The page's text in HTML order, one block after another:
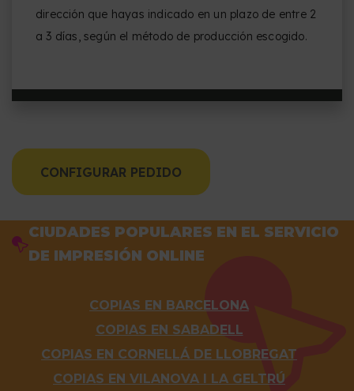
dirección que hayas indicado en un plazo de entre 2
a 3 días, según el método de producción escogido.
CONFIGURAR PEDIDO
CIUDADES POPULARES EN EL SERVICIO
DE IMPRESIÓN ONLINE
COPIAS EN BARCELONA
COPIAS EN SABADELL
COPIAS EN CORNELLÁ DE LLOBREGAT
COPIAS EN VILANOVA I LA GELTRÚ